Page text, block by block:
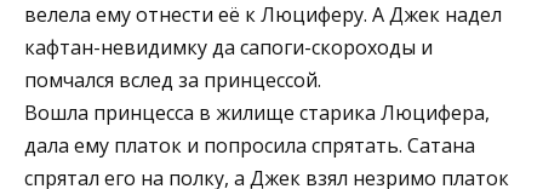
велела ему отнести её к Люциферу. А Джек надел
кафтан-невидимку да сапоги-скороходы и
помчался вслед за принцессой.
Вошла принцесса в жилище старика Люцифера,
дала ему платок и попросила спрятать. Сатана
спрятал его на полку, а Джек взял незримо платок